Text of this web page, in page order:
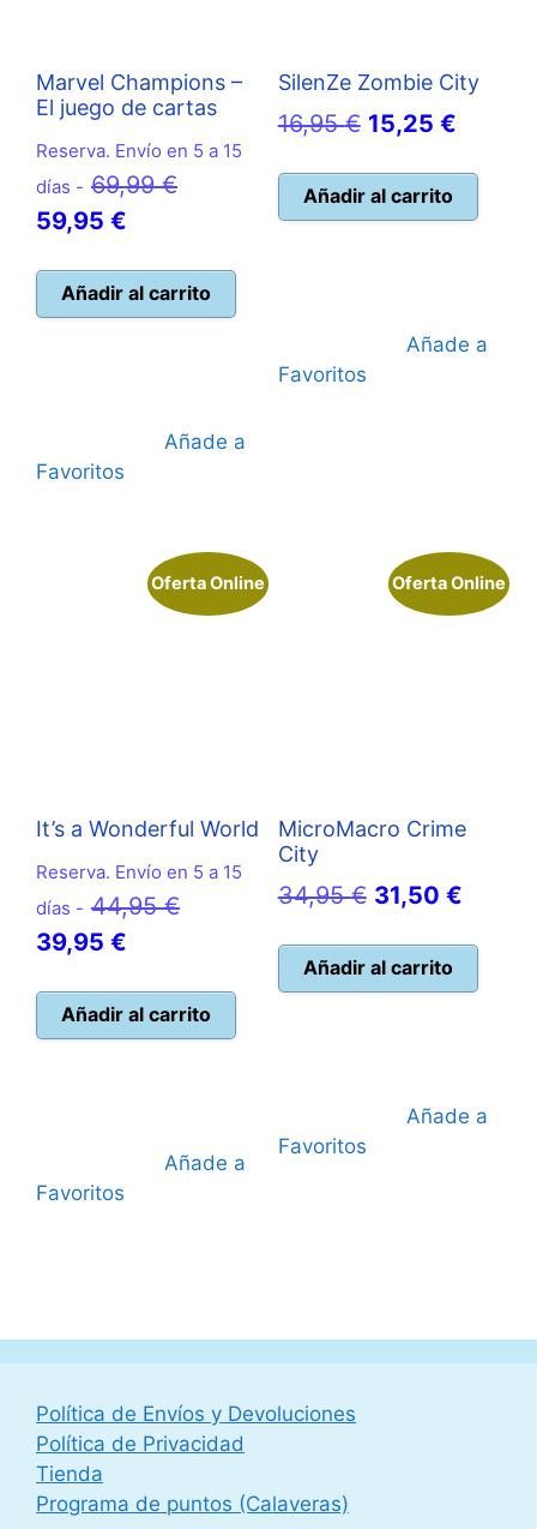
Marvel Champions –
El juego de cartas
Reserva. Envío en 5 a 15
días - 69,99€El
era:
69,99 €.
59,95 €
actual
es:
Añadir al carrito
Añade a
Favoritos
SilenZe Zombie City
16,95€ El
original
era:
15,25 €El
es:
Añadir al carrito
Añade a
Favoritos
Oferta Online
It’s a Wonderful World
Reserva. Envío en 5 a 15
días - 44,95€El
era:
44,95 €.
39,95 €
actual
es:
Añadir al carrito
Añade a
Favoritos
Oferta Online
MicroMacro Crime
City
34,95€ El
original
era:
31,50 €El
es:
Añadir al carrito
Añade a
Favoritos
Política de Envíos y Devoluciones
Política de Privacidad
Tienda
Programa de puntos (Calaveras)